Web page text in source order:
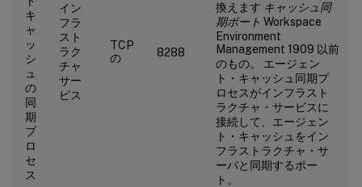
キ
ャ
ッ
シ
ュ
の
同
期
プ
ロ
セ
ス
イン
フラ
スト
ラク
チャ
サー
ビス
TCP
の
8288
換えます キャッシュ同
期ポート Workspace
Environment
Management 1909 以前
のもの。 エージェン
ト・キャッシュ同期プ
ロセスがインフラスト
ラクチャ・サービスに
接続して、エージェン
ト・キャッシュをイン
フラストラクチャ・サ
ーバと同期するポー
ト。